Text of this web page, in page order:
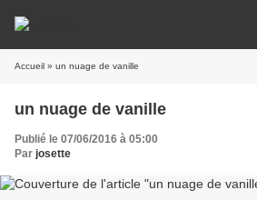
Accueil » un nuage de vanille
un nuage de vanille
Publié le 07/06/2016 à 05:00
Par josette